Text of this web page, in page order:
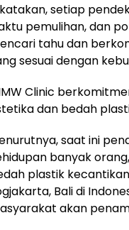
setiap
pemulihan, dan
tahu dan
sesuai dengan
Clinic
dan bedah
saat ini
banyak
plastik
Bali di
akan